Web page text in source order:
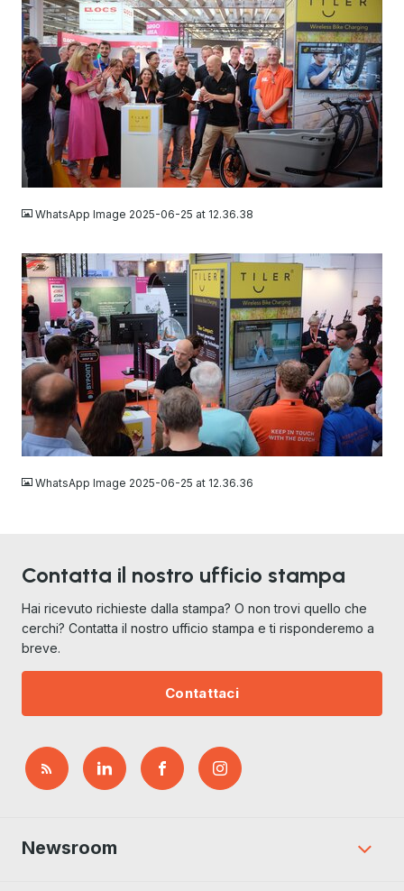
WhatsApp Image 2025-06-25 at 12.36.38
JPEG
WhatsApp Image 2025-06-25 at 12.36.36
Contatta il nostro ufficio stampa
Hai ricevuto richieste dalla stampa? O non trovi quello che
cerchi? Contatta il nostro ufficio stampa e ti risponderemo a
breve.
Contattaci
Newsroom